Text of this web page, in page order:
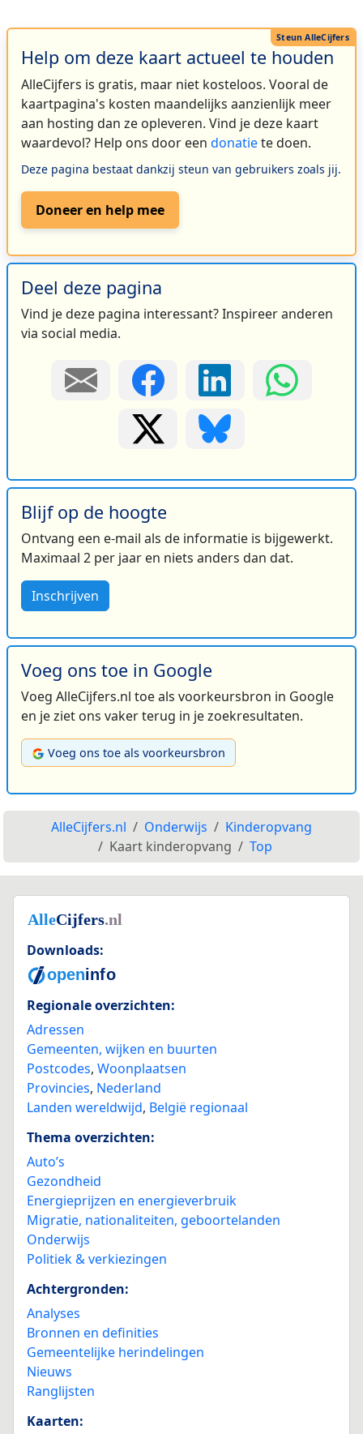
Help om deze kaart actueel te houden
AlleCijfers is gratis, maar niet kosteloos. Vooral de
kaartpagina's kosten maandelijks aanzienlijk meer
aan hosting dan ze opleveren. Vind je deze kaart
waardevol? Help ons door een donatiete doen.
Deze pagina bestaat dankzij steun van gebruikers zoals jij.
Doneer en help mee
Deel deze pagina
Vind je deze pagina interessant? Inspireer anderen
via social media.
Blijf op de hoogte
Ontvang een e-mail als de informatie is bijgewerkt.
Maximaal 2 per jaar en niets anders dan dat.
Inschrijven
Voeg ons toe in Google
Voeg AlleCijfers.nl toe als voorkeursbron in Google
en je ziet ons vaker terug in je zoekresultaten.
Voeg ons toe als voorkeursbron
AlleCijfers.nl Onderwijs
Kinderopvang
Kaart kinderopvang
Top
Downloads:
Regionale overzichten:
Adressen
Gemeenten, wijken en buurten
Postcodes, Woonplaatsen
Provincies, Nederland
Landen wereldwijd, België regionaal
Thema overzichten:
Auto’s
Gezondheid
Energieprijzen en energieverbruik
Migratie, nationaliteiten, geboortelanden
Onderwijs
Politiek & verkiezingen
Achtergronden:
Analyses
Bronnen en definities
Gemeentelijke herindelingen
Nieuws
Ranglijsten
Kaarten: